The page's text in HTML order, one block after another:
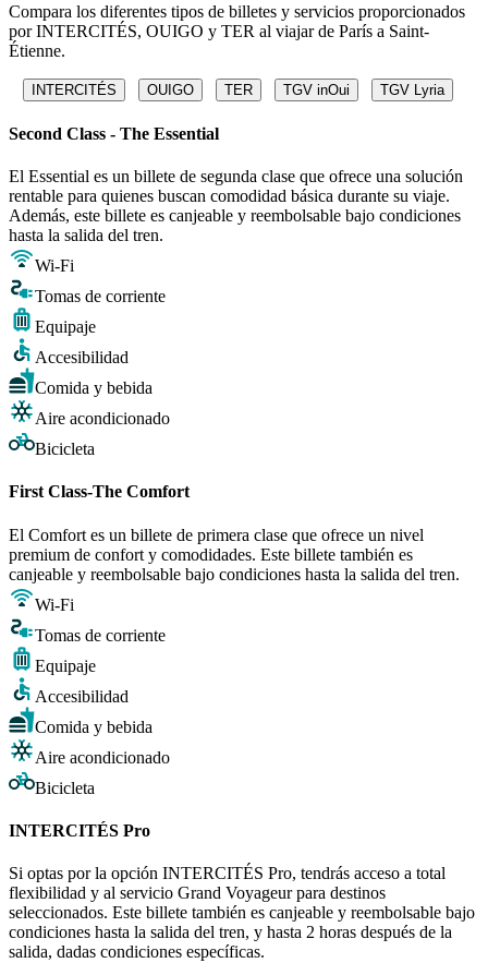
Compara los diferentes tipos de billetes y servicios proporcionados
por INTERCITÉS, OUIGO y TER al viajar de París a Saint-
Étienne.
INTERCITÉS OUIGO TER TGV inOui TGV Lyria
Second Class - The Essential
El Essential es un billete de segunda clase que ofrece una solución
rentable para quienes buscan comodidad básica durante su viaje.
Además, este billete es canjeable y reembolsable bajo condiciones
hasta la salida del tren.
Wi-Fi
Tomas de corriente
Equipaje
Accesibilidad
Comida y bebida
Aire acondicionado
Bicicleta
First Class-The Comfort
El Comfort es un billete de primera clase que ofrece un nivel
premium de confort y comodidades. Este billete también es
canjeable y reembolsable bajo condiciones hasta la salida del tren.
Wi-Fi
Tomas de corriente
Equipaje
Accesibilidad
Comida y bebida
Aire acondicionado
Bicicleta
INTERCITÉS Pro
Si optas por la opción INTERCITÉS Pro, tendrás acceso a total
flexibilidad y al servicio Grand Voyageur para destinos
seleccionados. Este billete también es canjeable y reembolsable bajo
condiciones hasta la salida del tren, y hasta 2 horas después de la
salida, dadas condiciones específicas.